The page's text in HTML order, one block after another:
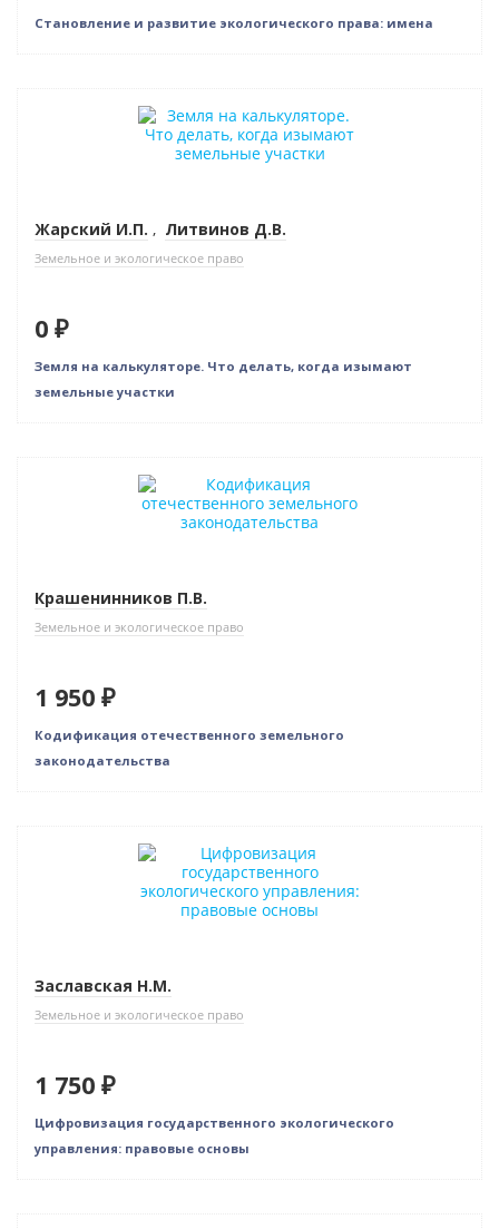
Становление и развитие экологического права: имена
Жарский И.П. , Литвинов Д.В.
Земельное и экологическое право
0 ₽
Земля на калькуляторе. Что делать, когда изымают
земельные участки
Крашенинников П.В.
Земельное и экологическое право
1 950 ₽
Кодификация отечественного земельного
законодательства
Заславская Н.М.
Земельное и экологическое право
1 750 ₽
Цифровизация государственного экологического
управления: правовые основы